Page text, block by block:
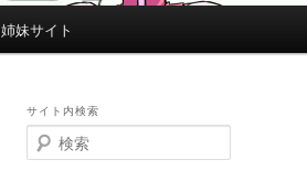
姉妹サイト
サイト内検索
検
索